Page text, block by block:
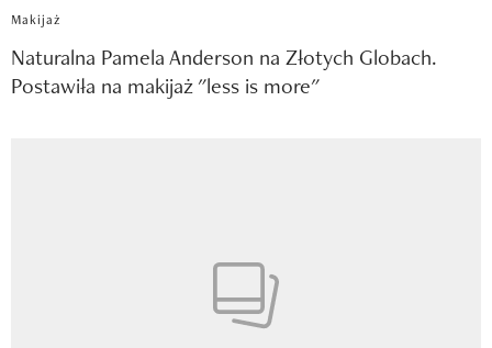
Makijaż
Naturalna Pamela Anderson na Złotych Globach.
Postawiła na makijaż "less is more"